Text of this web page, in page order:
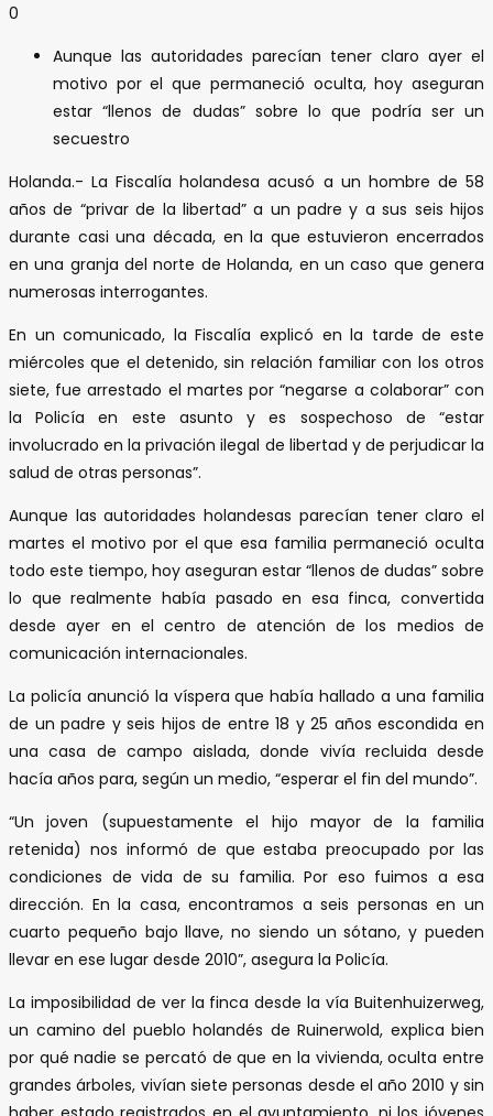
0
Aunque las autoridades parecían tener claro ayer el
motivo por el que permaneció oculta, hoy aseguran
estar “llenos de dudas” sobre lo que podría ser un
secuestro
Holanda.- La Fiscalía holandesa acusó a un hombre de 58
años de “privar de la libertad” a un padre y a sus seis hijos
durante casi una década, en la que estuvieron encerrados
en una granja del norte de Holanda, en un caso que genera
numerosas interrogantes.
En un comunicado, la Fiscalía explicó en la tarde de este
miércoles que el detenido, sin relación familiar con los otros
siete, fue arrestado el martes por “negarse a colaborar” con
la Policía en este asunto y es sospechoso de “estar
involucrado en la privación ilegal de libertad y de perjudicar la
salud de otras personas”.
Aunque las autoridades holandesas parecían tener claro el
martes el motivo por el que esa familia permaneció oculta
todo este tiempo, hoy aseguran estar “llenos de dudas” sobre
lo que realmente había pasado en esa finca, convertida
desde ayer en el centro de atención de los medios de
comunicación internacionales.
La policía anunció la víspera que había hallado a una familia
de un padre y seis hijos de entre 18 y 25 años escondida en
una casa de campo aislada, donde vivía recluida desde
hacía años para, según un medio, “esperar el fin del mundo”.
“Un joven (supuestamente el hijo mayor de la familia
retenida) nos informó de que estaba preocupado por las
condiciones de vida de su familia. Por eso fuimos a esa
dirección. En la casa, encontramos a seis personas en un
cuarto pequeño bajo llave, no siendo un sótano, y pueden
llevar en ese lugar desde 2010”, asegura la Policía.
La imposibilidad de ver la finca desde la vía Buitenhuizerweg,
un camino del pueblo holandés de Ruinerwold, explica bien
por qué nadie se percató de que en la vivienda, oculta entre
grandes árboles, vivían siete personas desde el año 2010 y sin